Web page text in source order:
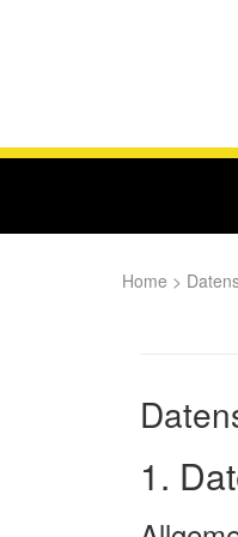
Home >
1.